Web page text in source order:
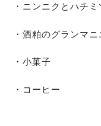
・ニンニクとハチミ
・酒粕のグランマ
・小菓子
・コーヒー